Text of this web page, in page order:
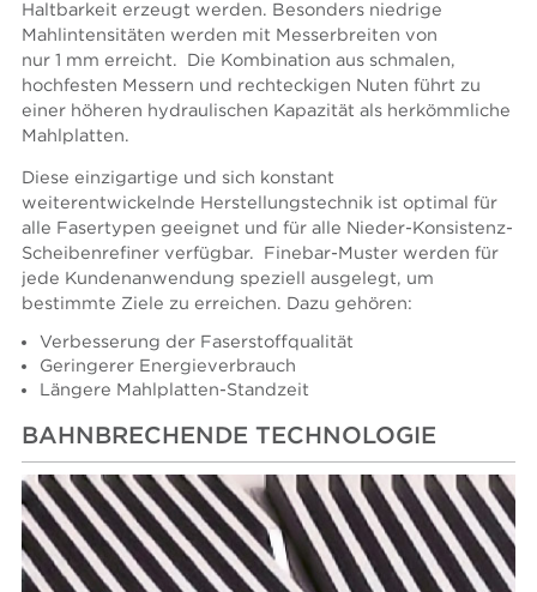
Haltbarkeit erzeugt werden. Besonders niedrige
Mahlintensitäten werden mit Messerbreiten von
nur 1 mm erreicht. Die Kombination aus schmalen,
hochfesten Messern und rechteckigen Nuten führt zu
einer höheren hydraulischen Kapazität als herkömmliche
Mahlplatten.
Diese einzigartige und sich konstant
weiterentwickelnde Herstellungstechnik ist optimal für
alle Fasertypen geeignet und für alle Nieder-Konsistenz-
Scheibenrefiner verfügbar. Finebar-Muster werden für
jede Kundenanwendung speziell ausgelegt, um
bestimmte Ziele zu erreichen. Dazu gehören:
Verbesserung der Faserstoffqualität
Geringerer Energieverbrauch
Längere Mahlplatten-Standzeit
BAHNBRECHENDE TECHNOLOGIE